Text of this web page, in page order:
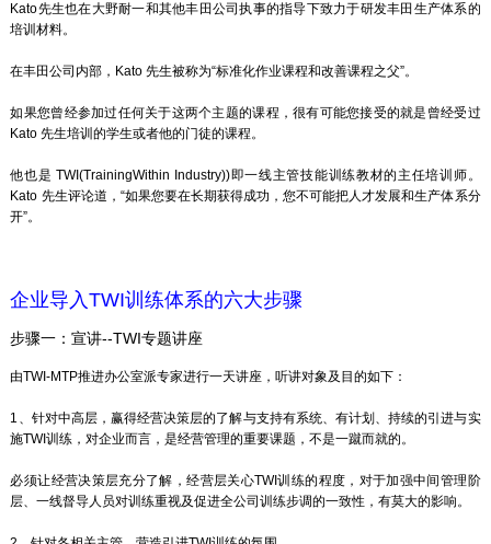
Kato先生也在大野耐一和其他丰田公司执事的指导下致力于研发丰田生产体系的
培训材料。
在丰田公司内部，Kato 先生被称为“标准化作业课程和改善课程之父”。
如果您曾经参加过任何关于这两个主题的课程，很有可能您接受的就是曾经受过
Kato 先生培训的学生或者他的门徒的课程。
他也是 TWI(TrainingWithin Industry))即一线主管技能训练教材的主任培训师。
Kato 先生评论道，“如果您要在长期获得成功，您不可能把人才发展和生产体系分
开”。
企业导入TWI训练体系的六大步骤
步骤一：宣讲--TWI专题讲座
由TWI-MTP推进办公室派专家进行一天讲座，听讲对象及目的如下：
1、针对中高层，赢得经营决策层的了解与支持有系统、有计划、持续的引进与实
施TWI训练，对企业而言，是经营管理的重要课题，不是一蹴而就的。
必须让经营决策层充分了解，经营层关心TWI训练的程度，对于加强中间管理阶
层、一线督导人员对训练重视及促进全公司训练步调的一致性，有莫大的影响。